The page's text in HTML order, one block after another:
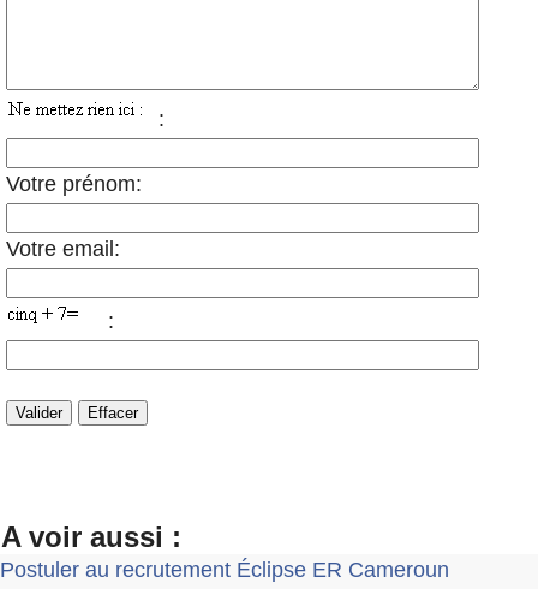
:
Votre prénom:
Votre email:
:
A voir aussi :
Postuler au recrutement Éclipse ER Cameroun